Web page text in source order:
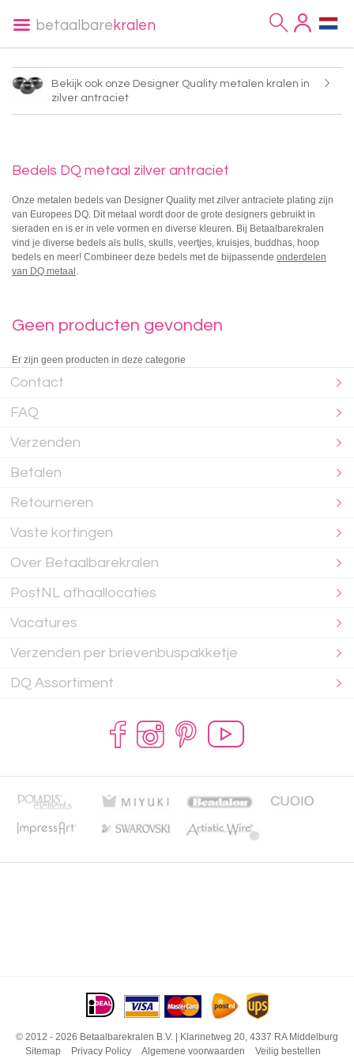
betaalbare kralen
Bekijk ook onze Designer Quality metalen kralen in
zilver antraciet
Bedels DQ metaal zilver antraciet
Onze metalen bedels van Designer Quality met zilver antraciete plating zijn
van Europees DQ. Dit metaal wordt door de grote designers gebruikt in
sieraden en is er in vele vormen en diverse kleuren. Bij Betaalbarekralen
vind je diverse bedels als bulls, skulls, veertjes, kruisjes, buddhas, hoop
bedels en meer! Combineer deze bedels met de bijpassende onderdelen
van DQ metaal.
Geen producten gevonden
Er zijn geen producten in deze categorie
Contact
FAQ
Verzenden
Betalen
Retourneren
Vaste kortingen
Over Betaalbarekralen
PostNL afhaallocaties
Vacatures
Verzenden per brievenbuspakketje
DQ Assortiment
© 2012 - 2026 Betaalbarekralen B.V. | Klarinetweg 20, 4337 RA Middelburg
Sitemap
Privacy Policy Algemene voorwaarden Veilig bestellen